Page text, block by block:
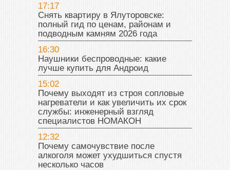
17:17
Снять квартиру в Ялуторовске:
полный гид по ценам, районам и
подводным камням 2026 года
16:30
Наушники беспроводные: какие
лучше купить для Андроид
15:02
Почему выходят из строя сопловые
нагреватели и как увеличить их срок
службы: инженерный взгляд
специалистов НОМАКОН
12:32
Почему самочувствие после
алкоголя может ухудшиться спустя
несколько часов